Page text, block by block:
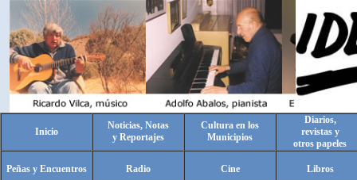
Inicio
Noticias, Notas
y Reportajes
Cultura en los
Municipios
Diarios,
revistas y
otros papeles
Peñas y Encuentros Radio Cine Libros